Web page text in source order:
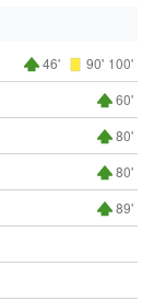
46' 90' 100'
60'
80'
80'
89'